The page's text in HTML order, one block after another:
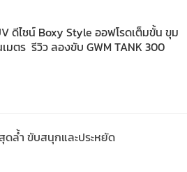
ดีไซน์ Boxy Style ออฟโรดเต็มขั้น ขุม
มตร รีวิว ลองขับ GWM TANK 300
ดล้ำ ขับสนุกและประหยัด